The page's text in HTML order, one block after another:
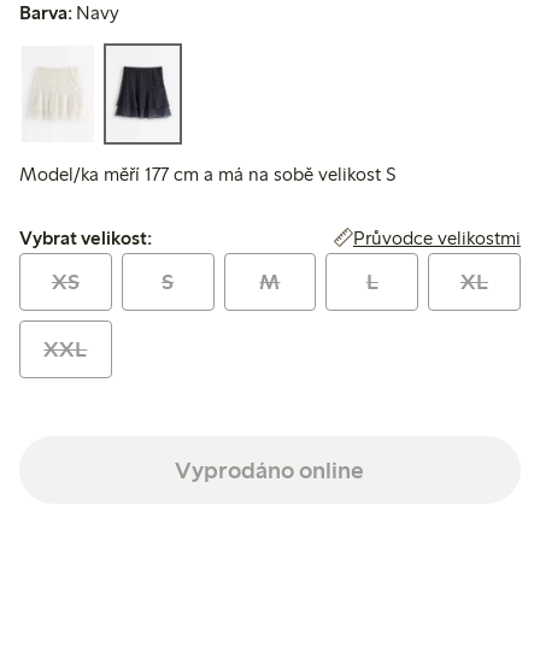
Barva: Navy
Model/ka měří 177 cm a má na sobě velikost S
Vybrat velikost:
Vybrat velikost: Průvodce velikostmi
XS S M L XL
XXL
Vyprodáno online